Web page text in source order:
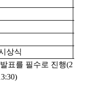
상식
표를 필수로 진행(2